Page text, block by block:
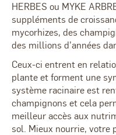
HERBES ou MYKE
suppléments de
mycorhizes, des
des millions d’années
Ceux-ci entrent en
plante et forment une
système racinaire est
champignons et cela
meilleur accès aux
sol. Mieux nourrie, votre